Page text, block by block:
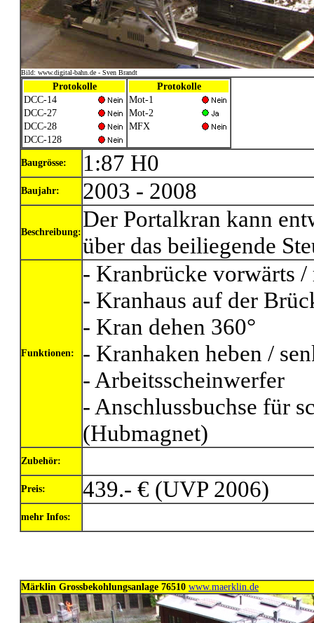
Bild: www.digital-bahn.de - Sven Brandt
Protokolle
DCC-14
DCC-27
DCC-28
DCC-128
Protokolle
Mot-1
Mot-2
MFX
Baugrösse: 1:87 H0
Baujahr: 2003 - 2008
Beschreibung: Der Portalkran kann
über das beiliegende
Funktionen:
- Kranbrücke vorwärts /
- Kranhaus auf der
- Kran dehen 360°
- Kranhaken heben /
- Arbeitsscheinwerfer
- Anschlussbuchse für
(Hubmagnet)
Zubehör:
Preis: 439.- € (UVP 2006)
mehr Infos:
Märklin Grossbekohlungsanlage 76510 www.maerklin.de